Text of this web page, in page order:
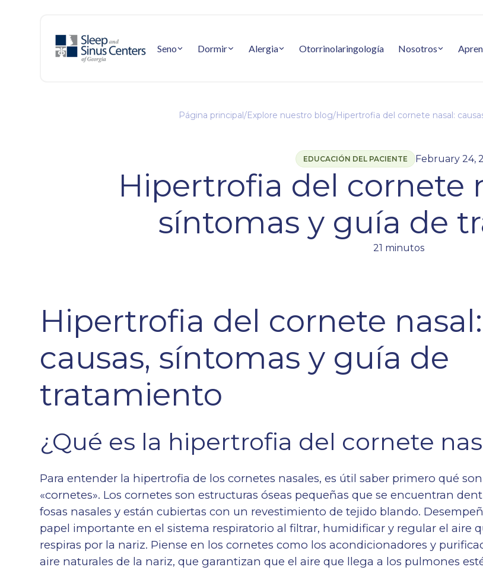
Seno Dormir Alergia Otorrinolaringología Nosotros
Página principal/Explore nuestro blog/Hipertrofia del cornete nasal:
EDUCACIÓN DEL PACIENTE February 24,
Hipertrofia del cornete
síntomas y guía de
21 minutos
Hipertrofia del cornete nasal:
causas, síntomas y guía de
tratamiento
¿Qué es la hipertrofia del cornete
Para entender la hipertrofia de los cornetes nasales, es útil saber primero qué
«cornetes». Los cornetes son estructuras óseas pequeñas que se encuentran
fosas nasales y están cubiertas con un revestimiento de tejido blando.
papel importante en el sistema respiratorio al filtrar, humidificar y regular el aire
respiras por la nariz. Piense en los cornetes como los acondicionadores y
aire naturales de la nariz, que garantizan que el aire que llega a los pulmones